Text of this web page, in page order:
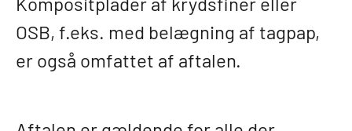
OSB, f.eks. med belægning af tagpap,
er også omfattet af aftalen.